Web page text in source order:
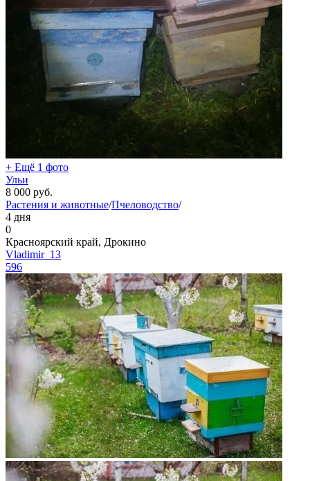
+ Ещё 1 фото
Ульи
8 000 руб.
Растения и животные/Пчеловодство/
4 дня
0
Красноярский край, Дрокино
Vladimir_13
596